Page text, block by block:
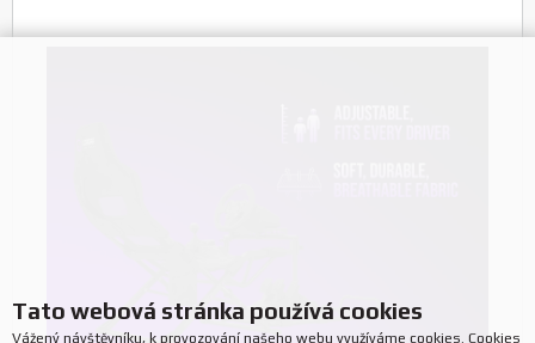
Tato webová stránka používá cookies
Vážený návštěvníku, k provozování našeho webu využíváme cookies. Cookies